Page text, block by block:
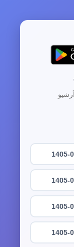
1405-
1405-
1405-
1405-